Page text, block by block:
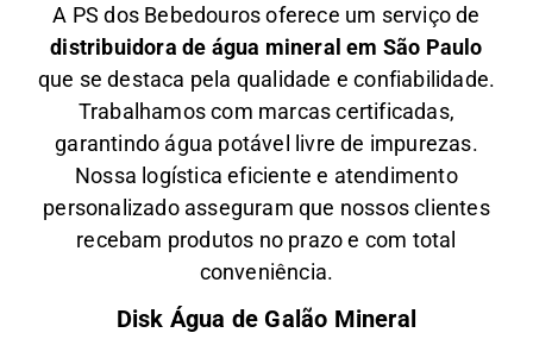
A PS dos Bebedouros oferece um serviço de
distribuidora de água mineral em São Paulo
que se destaca pela qualidade e confiabilidade.
Trabalhamos com marcas certificadas,
garantindo água potável livre de impurezas.
Nossa logística eficiente e atendimento
personalizado asseguram que nossos clientes
recebam produtos no prazo e com total
conveniência.
Disk Água de Galão Mineral